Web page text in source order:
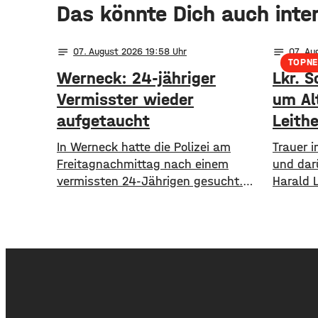
Das könnte Dich auch
notes 07. August 2026 19:58
Werneck: 24-jähriger
Vermisster wieder
aufgetaucht
In Werneck hatte die Polizei am
Freitagnachmittag nach einem
vermissten 24-Jährigen gesucht.
für viel Aufsehen gesorgt, da auch
notes 07.
Lkr.
um
Trauer
und
Harald